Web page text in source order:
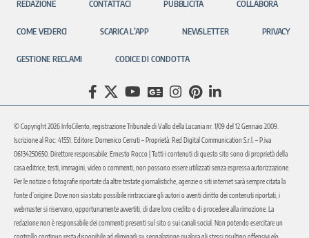
REDAZIONE CONTATTACI PUBBLICITÀ COLLABORA
COME VEDERCI SCARICA L’APP NEWSLETTER PRIVACY
GESTIONE RECLAMI CODICE DI CONDOTTA
© Copyright 2026 InfoCilento, registrazione Tribunale di Vallo della Lucania nr. 1/09 del 12 Gennaio 2009.
Iscrizione al Roc: 41551. Editore: Domenico Cerruti – Proprietà: Red Digital Communication S.r.l. – P.iva
06134250650. Direttore responsabile: Ernesto Rocco | Tutti i contenuti di questo sito sono di proprietà della
casa editrice, testi, immagini, video o commenti, non possono essere utilizzati senza espressa autorizzazione.
Per le notizie o fotografie riportate da altre testate giornalistiche, agenzie o siti internet sarà sempre citata la
fonte d’origine. Dove non sia stato possibile rintracciare gli autori o aventi diritto dei contenuti riportati, i
webmaster si riservano, opportunamente avvertiti, di dare loro credito o di procedere alla rimozione. La
redazione non è responsabile dei commenti presenti sul sito o sui canali social. Non potendo esercitare un